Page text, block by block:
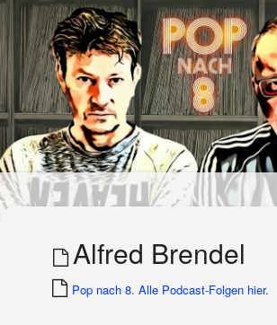
Alfred Brendel
Pop nach 8. Alle Podcast-Folgen hier.